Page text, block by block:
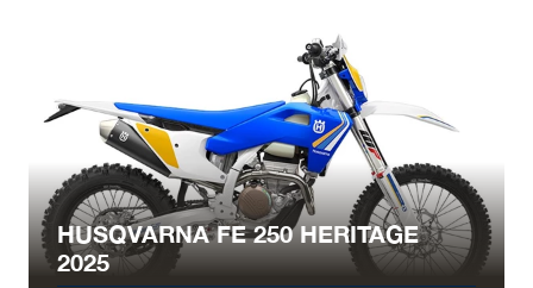
HUSQVARNA FE 250 HERITAGE
2025